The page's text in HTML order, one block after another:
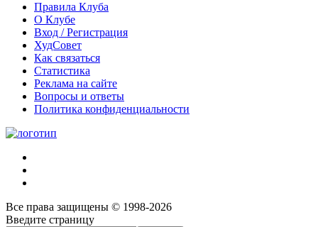
Правила Клуба
О Клубе
Вход / Регистрация
ХудСовет
Как связаться
Статистика
Реклама на сайте
Вопросы и ответы
Политика конфиденциальности
Все права защищены © 1998-2026
Введите страницу